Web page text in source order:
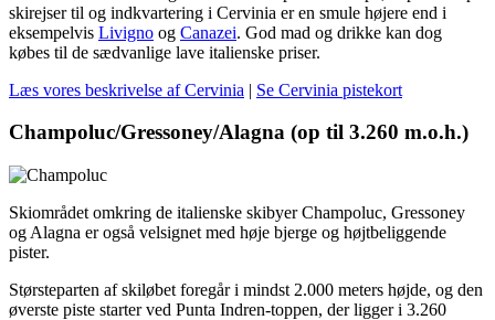
skirejser til og indkvartering i Cervinia er en smule højere end i
eksempelvis Livigno og Canazei. God mad og drikke kan dog
købes til de sædvanlige lave italienske priser.
Læs vores beskrivelse af Cervinia | Se Cervinia pistekort
Champoluc/Gressoney/Alagna (op til 3.260 m.o.h.)
Skiområdet omkring de italienske skibyer Champoluc, Gressoney
og Alagna er også velsignet med høje bjerge og højtbeliggende
pister.
Størsteparten af skiløbet foregår i mindst 2.000 meters højde, og den
øverste piste starter ved Punta Indren-toppen, der ligger i 3.260